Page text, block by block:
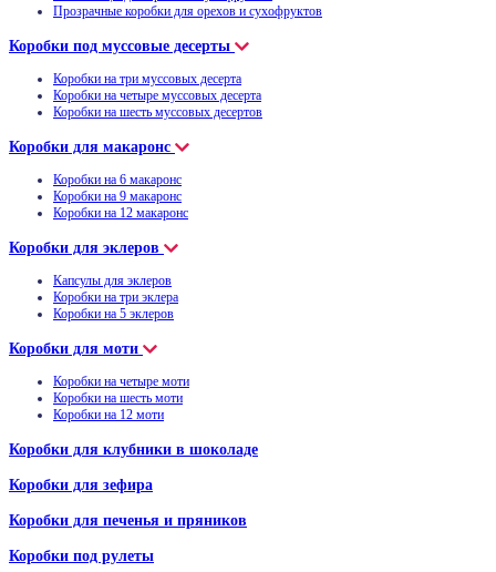
Прозрачные коробки для орехов и сухофруктов
Коробки под муссовые десерты
Коробки на три муссовых десерта
Коробки на четыре муссовых десерта
Коробки на шесть муссовых десертов
Коробки для макаронс
Коробки на 6 макаронс
Коробки на 9 макаронс
Коробки на 12 макаронс
Коробки для эклеров
Капсулы для эклеров
Коробки на три эклера
Коробки на 5 эклеров
Коробки для моти
Коробки на четыре моти
Коробки на шесть моти
Коробки на 12 моти
Коробки для клубники в шоколаде
Коробки для зефира
Коробки для печенья и пряников
Коробки под рулеты